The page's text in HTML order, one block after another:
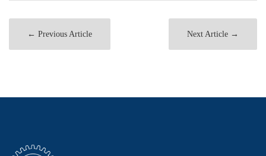
← Previous Article Next Article →